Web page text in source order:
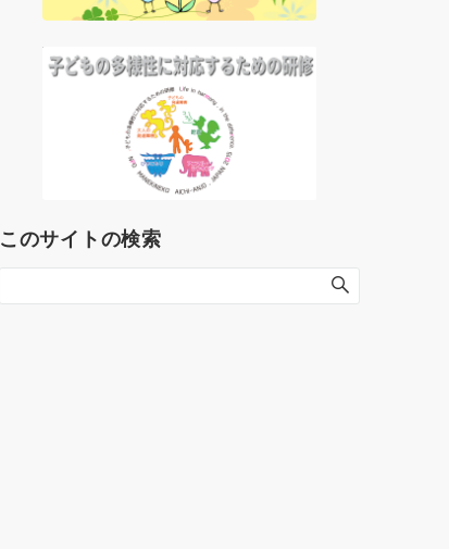
このサイトの検索